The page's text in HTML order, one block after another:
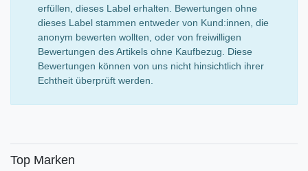
erfüllen, dieses Label erhalten. Bewertungen ohne
dieses Label stammen entweder von Kund:innen, die
anonym bewerten wollten, oder von freiwilligen
Bewertungen des Artikels ohne Kaufbezug. Diese
Bewertungen können von uns nicht hinsichtlich ihrer
Echtheit überprüft werden.
Top Marken